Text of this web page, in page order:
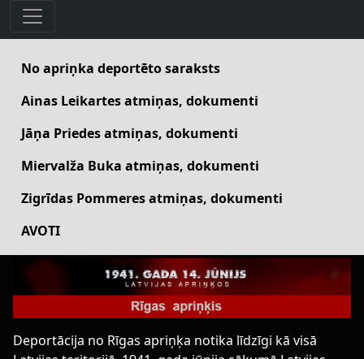
No apriņka deportēto saraksts
Ainas Leikartes atmiņas, dokumenti
Jāņa Priedes atmiņas, dokumenti
Miervalža Buka atmiņas, dokumenti
Zigrīdas Pommeres atmiņas, dokumenti
AVOTI
Deportācija no Rīgas apriņķa notika līdzīgi kā visā